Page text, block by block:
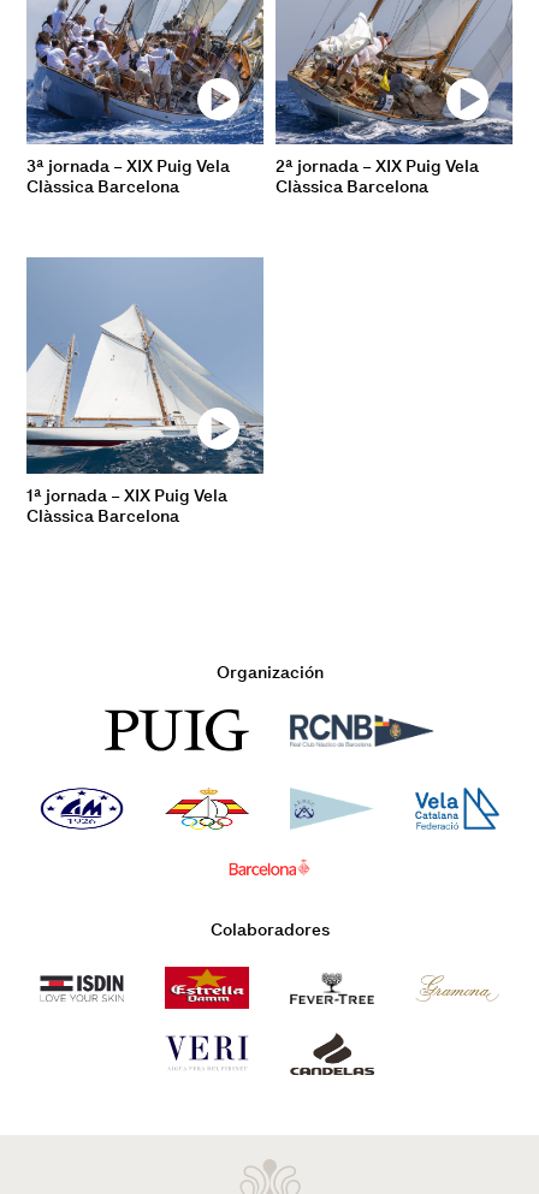
3ª jornada – XIX Puig Vela
Clàssica Barcelona
2ª jornada – XIX Puig Vela
Clàssica Barcelona
1ª jornada – XIX Puig Vela
Clàssica Barcelona
Organización
Colaboradores